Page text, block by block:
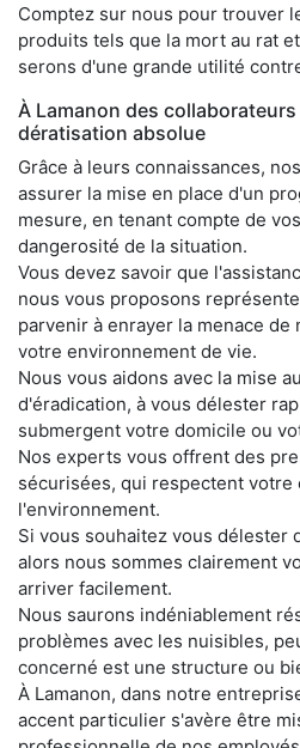
Comptez sur nous pour trouver
produits tels que la mort au rat
serons d'une grande utilité
À Lamanon des
dératisation absolue
Grâce à leurs connaissances,
assurer la mise en place d'un
mesure, en tenant compte de
dangerosité de la situation.
Vous devez savoir que
nous vous proposons
parvenir à enrayer la menace
votre environnement de vie.
Nous vous aidons avec la mise
d'éradication, à vous délester
submergent votre domicile ou
Nos experts vous offrent des
sécurisées, qui respectent
l'environnement.
Si vous souhaitez vous délester
alors nous sommes clairement
arriver facilement.
Nous saurons indéniablement
problèmes avec les nuisibles,
concerné est une structure ou
À Lamanon, dans notre
accent particulier s'avère être